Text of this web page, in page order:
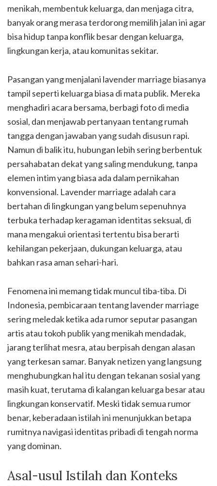
menikah, membentuk keluarga, dan menjaga citra,
banyak orang merasa terdorong memilih jalan ini agar
bisa hidup tanpa konflik besar dengan keluarga,
lingkungan kerja, atau komunitas sekitar.
Pasangan yang menjalani lavender marriage biasanya
tampil seperti keluarga biasa di mata publik. Mereka
menghadiri acara bersama, berbagi foto di media
sosial, dan menjawab pertanyaan tentang rumah
tangga dengan jawaban yang sudah disusun rapi.
Namun di balik itu, hubungan lebih sering berbentuk
persahabatan dekat yang saling mendukung, tanpa
elemen intim yang biasa ada dalam pernikahan
konvensional. Lavender marriage adalah cara
bertahan di lingkungan yang belum sepenuhnya
terbuka terhadap keragaman identitas seksual, di
mana mengakui orientasi tertentu bisa berarti
kehilangan pekerjaan, dukungan keluarga, atau
bahkan rasa aman sehari-hari.
Fenomena ini memang tidak muncul tiba-tiba. Di
Indonesia, pembicaraan tentang lavender marriage
sering meledak ketika ada rumor seputar pasangan
artis atau tokoh publik yang menikah mendadak,
jarang terlihat mesra, atau berpisah dengan alasan
yang terkesan samar. Banyak netizen yang langsung
menghubungkan hal itu dengan tekanan sosial yang
masih kuat, terutama di kalangan keluarga besar atau
lingkungan konservatif. Meski tidak semua rumor
benar, keberadaan istilah ini menunjukkan betapa
rumitnya navigasi identitas pribadi di tengah norma
yang dominan.
Asal-usul Istilah dan Konteks